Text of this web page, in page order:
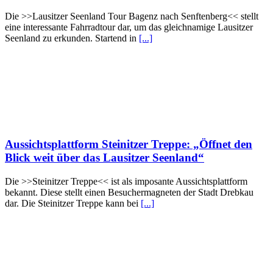
Die >>Lausitzer Seenland Tour Bagenz nach Senftenberg<< stellt
eine interessante Fahrradtour dar, um das gleichnamige Lausitzer
Seenland zu erkunden. Startend in [...]
Aussichtsplattform Steinitzer Treppe: „Öffnet den
Blick weit über das Lausitzer Seenland“
Die >>Steinitzer Treppe<< ist als imposante Aussichtsplattform
bekannt. Diese stellt einen Besuchermagneten der Stadt Drebkau
dar. Die Steinitzer Treppe kann bei [...]